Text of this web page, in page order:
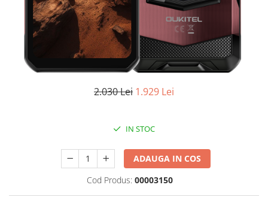
Deshidratoare
Blender
Aparate de Cafea
Aspiratoare Verticale
Friteuze Aer Cald / Air Fryer
Roboți Aspirator
Roboți Gradină
2.030 Lei 1.929 Lei
IN STOC
ADAUGA IN COS
Cod Produs: 00003150